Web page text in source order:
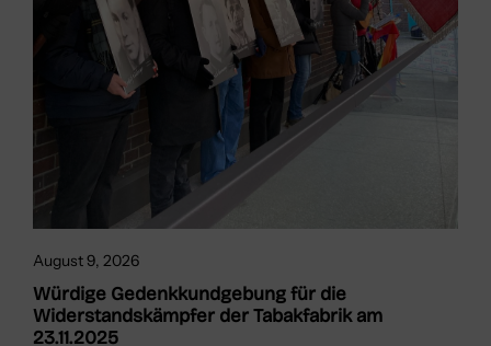
August 9, 2026
Würdige Gedenkkundgebung für die
Widerstandskämpfer der Tabakfabrik am
23.11.2025